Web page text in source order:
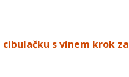
s vínem krok za